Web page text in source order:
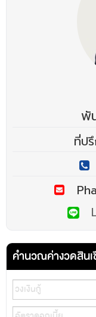
พั
ที่ป
คำนวณค่างวดสิน